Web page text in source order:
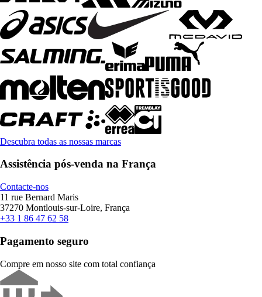
Descubra todas as nossas marcas
Assistência pós-venda na França
Contacte-nos
11 rue Bernard Maris
37270 Montlouis-sur-Loire, França
+33 1 86 47 62 58
Pagamento seguro
Compre em nosso site com total confiança